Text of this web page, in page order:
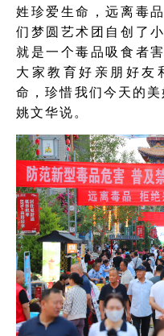
姓珍爱生命，远离毒
们梦圆艺术团自创了
就是一个毒品吸食者
大家教育好亲朋好友
命，珍惜我们今天的
姚文华说。